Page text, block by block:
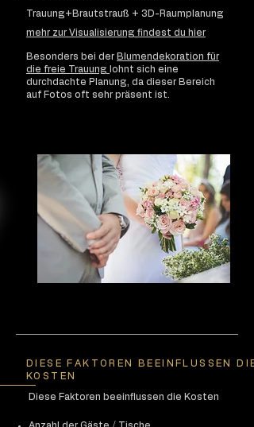
Trauung+Brautstrauß + 3D-Raumplanung
mehr zur Visualisierung findest du hier
Besonders bei der Blumendekoration für
die freie Trauung lohnt sich eine
durchdachte Planung, da dieser Bereich
auf Fotos oft sehr präsent ist.
DIESE FAKTOREN BEEINFLUSSEN DIE
KOSTEN
Diese Faktoren beeinflussen die Kosten